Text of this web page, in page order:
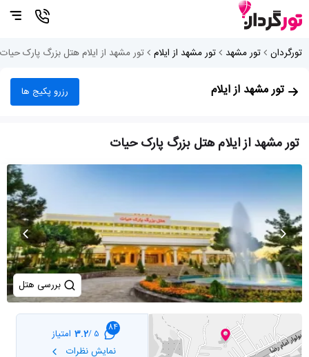
تورگردان تور مشهد تور مشهد از ایلام تور مشهد از ایلام هتل بزرگ پارک حیات
تور مشهد از ایلام رزرو پکیج ها
تور مشهد از ایلام هتل بزرگ پارک حیات
بررسی هتل
84
5 /
3.2 امتیاز
نمایش نظرات